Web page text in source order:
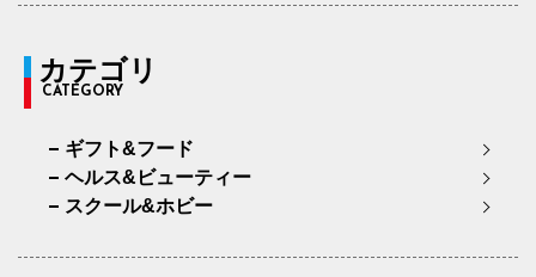
カテゴリ
CATEGORY
ギフト&フード
ヘルス&ビューティー
スクール&ホビー